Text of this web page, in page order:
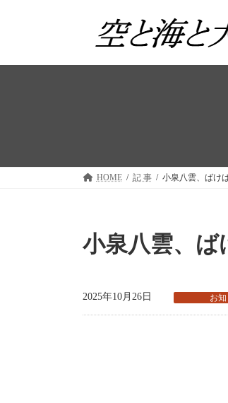
ツ
シ
HOME 記 事 小泉八雲、ばけ
小泉八雲、ば
2025年10月26日 お